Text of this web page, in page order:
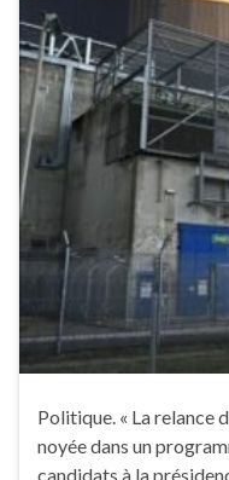
Politique. « La relance
noyée dans un
candidats à la